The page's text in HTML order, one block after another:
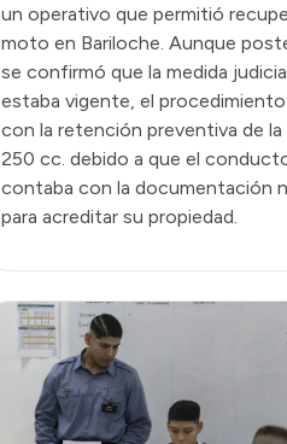
un operativo que permitió
moto en Bariloche. Aunque
se confirmó que la medida
estaba vigente, el
con la retención preventiva de
250 cc. debido a que el
contaba con la documentación
para acreditar su propiedad.